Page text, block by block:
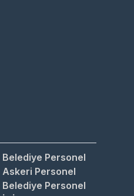
Belediye Personel
Askeri Personel
Belediye Personel